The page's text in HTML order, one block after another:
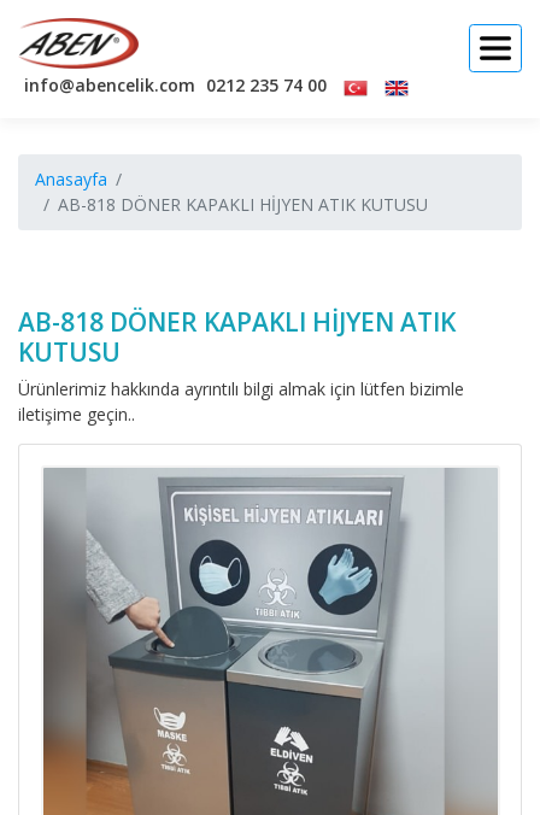
info@abencelik.com 0212 235 74 00
Anasayfa
AB-818 DÖNER KAPAKLI HİJYEN ATIK KUTUSU
AB-818 DÖNER KAPAKLI HİJYEN ATIK
KUTUSU
Ürünlerimiz hakkında ayrıntılı bilgi almak için lütfen bizimle
iletişime geçin..